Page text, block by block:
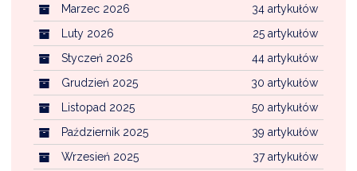
34 artykułów
Marzec 2026
25 artykułów
Luty 2026
44 artykułów
Styczeń 2026
30 artykułów
Grudzień 2025
50 artykułów
Listopad 2025
39 artykułów
Październik 2025
37 artykułów
Wrzesień 2025